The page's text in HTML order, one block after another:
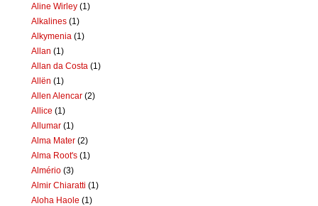
Aline Wirley (1)
Alkalines (1)
Alkymenia (1)
Allan (1)
Allan da Costa (1)
Allën (1)
Allen Alencar (2)
Allice (1)
Allumar (1)
Alma Mater (2)
Alma Root's (1)
Almério (3)
Almir Chiaratti (1)
Aloha Haole (1)